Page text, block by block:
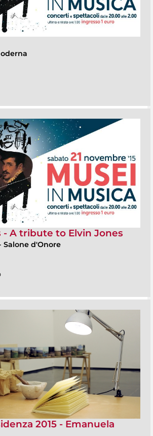
- A tribute to Elvin Jones
Salone d'Onore
2015 - Emanuela